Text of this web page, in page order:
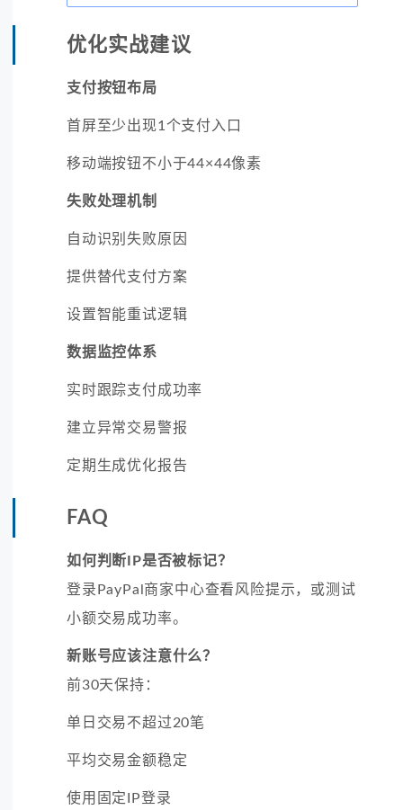
优化实战建议
支付按钮布局
首屏至少出现1个支付入口
移动端按钮不小于44×44像素
失败处理机制
自动识别失败原因
提供替代支付方案
设置智能重试逻辑
数据监控体系
实时跟踪支付成功率
建立异常交易警报
定期生成优化报告
FAQ
如何判断IP是否被标记？
登录PayPal商家中心查看风险提示，或测试
小额交易成功率。
新账号应该注意什么？
前30天保持：
单日交易不超过20笔
平均交易金额稳定
使用固定IP登录